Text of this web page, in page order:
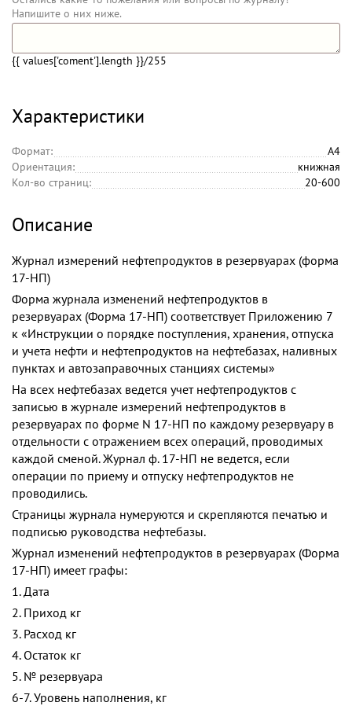
Напишите о них ниже.
{{ values['coment'].length }}/255
Характеристики
Формат:
А4
Ориентация:
книжная
Кол-во страниц:
20-600
Описание
Журнал измерений нефтепродуктов в резервуарах (форма
17-НП)
Форма журнала изменений нефтепродуктов в
резервуарах (Форма 17-НП) соответствует Приложению 7
к «Инструкции о порядке поступления, хранения, отпуска
и учета нефти и нефтепродуктов на нефтебазах, наливных
пунктах и автозаправочных станциях системы»
На всех нефтебазах ведется учет нефтепродуктов с
записью в журнале измерений нефтепродуктов в
резервуарах по форме N 17-НП по каждому резервуару в
отдельности с отражением всех операций, проводимых
каждой сменой. Журнал ф. 17-НП не ведется, если
операции по приему и отпуску нефтепродуктов не
проводились.
Страницы журнала нумеруются и скрепляются печатью и
подписью руководства нефтебазы.
Журнал изменений нефтепродуктов в резервуарах (Форма
17-НП) имеет графы:
1. Дата
2. Приход кг
3. Расход кг
4. Остаток кг
5. № резервуара
6-7. Уровень наполнения, кг